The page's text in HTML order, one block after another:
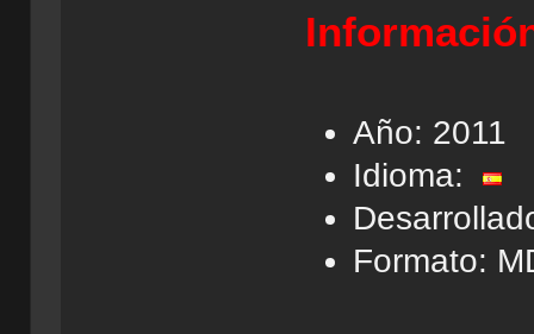
Año: 2011
Idioma:
Formato: